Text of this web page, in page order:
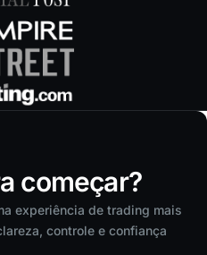
começar?
experiência de trading mais
controle e confiança